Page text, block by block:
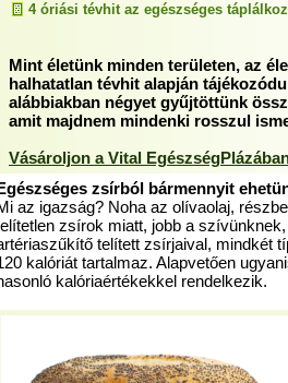
4 óriási tévhit az egészséges
Mint életünk minden területen, az
halhatatlan tévhit alapján
alábbiakban négyet gyűjtöttünk
amit majdnem mindenki rosszul
Vásároljon a Vital
Egészséges zsírból bármennyit
az igazság? Noha az olívaolaj,
zsírok miatt, jobb a
telített zsírjaival, mindkét
kalóriát tartalmaz. Alapvetően
kalóriaértékekkel rendelkezik.